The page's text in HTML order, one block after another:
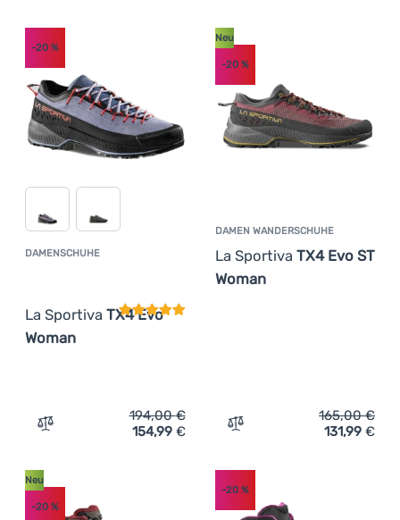
DAMENSCHUHE
La Sportiva TX4 Evo
Woman
Kundenbewertung
-20 %
Zum Vergleich 'Damenschuhe La Sportiva TX4 Evo
194,00€
154,99 €
DAMEN WANDERSCHUHE
La Sportiva TX4 Evo ST
Woman
Neu
-20%
Zum Vergleich 'Damen
165,00€
131,99 €
Neu
-20 %
-20%